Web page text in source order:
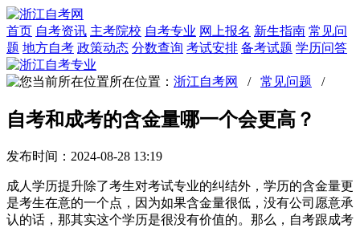
首页 自考资讯 主考院校 自考专业 网上报名 新生指南 常见问
题 地方自考 政策动态 分数查询 考试安排 备考试题 学历问答
所在位置： 浙江自考网 / 常见问题 /
自考和成考的含金量哪一个会更高？
发布时间：2024-08-28 13:19
成人学历提升除了考生对考试专业的纠结外，学历的含金量更
是考生在意的一个点，因为如果含金量很低，没有公司愿意承
认的话，那其实这个学历是很没有价值的。那么，自考跟成考